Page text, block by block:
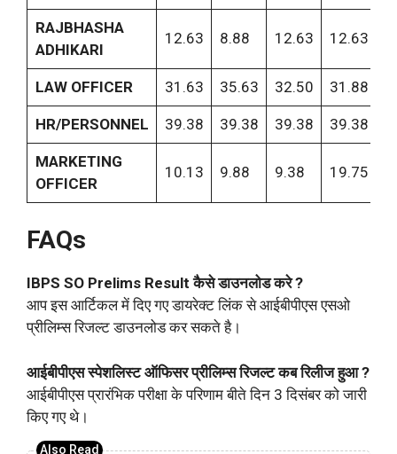
RAJBHASHA
ADHIKARI
12.63 8.88 12.63 12.63
LAW OFFICER 31.63 35.63 32.50 31.88
HR/PERSONNEL 39.38 39.38 39.38 39.38
MARKETING
OFFICER
10.13 9.88 9.38 19.75
FAQs
IBPS SO Prelims Result कैसे डाउनलोड करे ?
आप इस आर्टिकल में दिए गए डायरेक्ट लिंक से आईबीपीएस एसओ
प्रीलिम्स रिजल्ट डाउनलोड कर सकते है।
आईबीपीएस स्पेशलिस्ट ऑफिसर प्रीलिम्स रिजल्ट कब रिलीज हुआ ?
आईबीपीएस प्रारंभिक परीक्षा के परिणाम बीते दिन 3 दिसंबर को जारी
किए गए थे।